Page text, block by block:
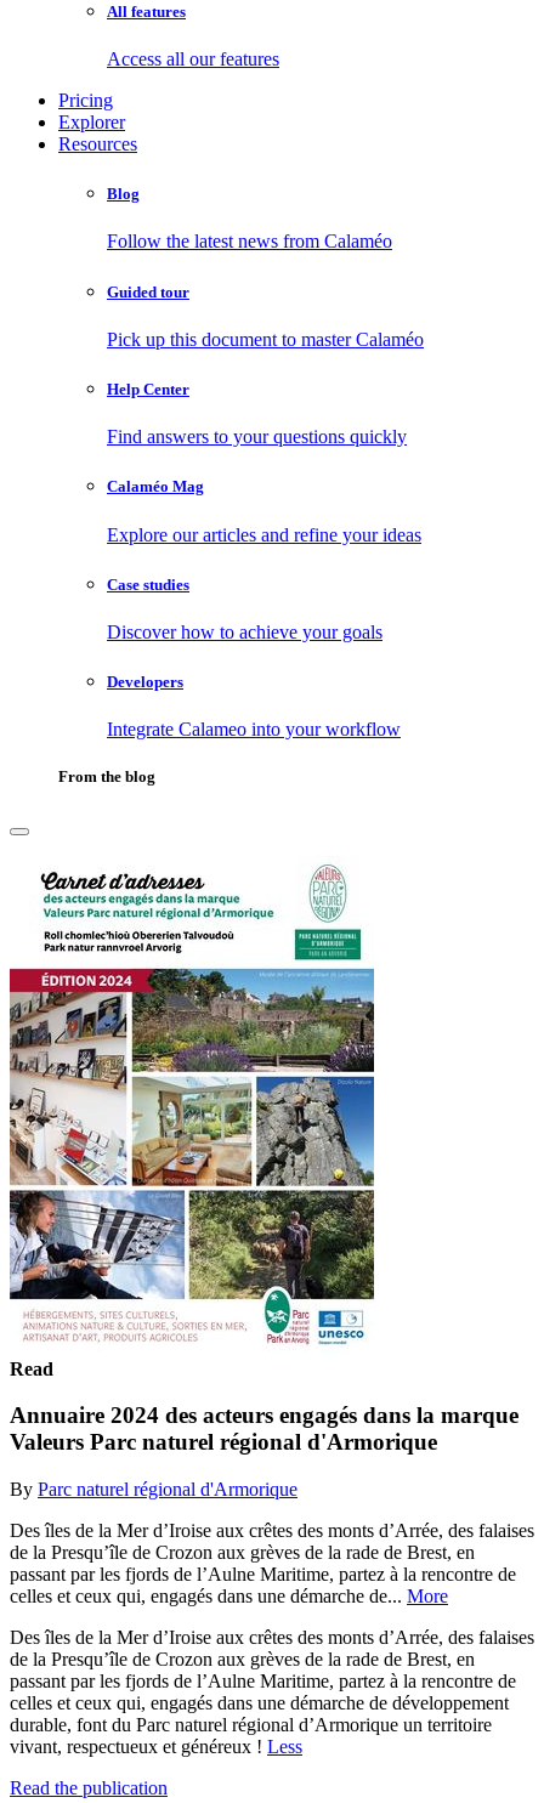
All features
Access all our features
Pricing
Explorer
Resources
Blog
Follow the latest news from Calaméo
Guided tour
Pick up this document to master Calaméo
Help Center
Find answers to your questions quickly
Calaméo Mag
Explore our articles and refine your ideas
Case studies
Discover how to achieve your goals
Developers
Integrate Calameo into your workflow
From the blog
Read
Annuaire 2024 des acteurs engagés dans la marque
Valeurs Parc naturel régional d'Armorique
By Parc naturel régional d'Armorique
Des îles de la Mer d’Iroise aux crêtes des monts d’Arrée, des falaises
de la Presqu’île de Crozon aux grèves de la rade de Brest, en
passant par les fjords de l’Aulne Maritime, partez à la rencontre de
celles et ceux qui, engagés dans une démarche de... More
Des îles de la Mer d’Iroise aux crêtes des monts d’Arrée, des falaises
de la Presqu’île de Crozon aux grèves de la rade de Brest, en
passant par les fjords de l’Aulne Maritime, partez à la rencontre de
celles et ceux qui, engagés dans une démarche de développement
durable, font du Parc naturel régional d’Armorique un territoire
vivant, respectueux et généreux ! Less
Read the publication